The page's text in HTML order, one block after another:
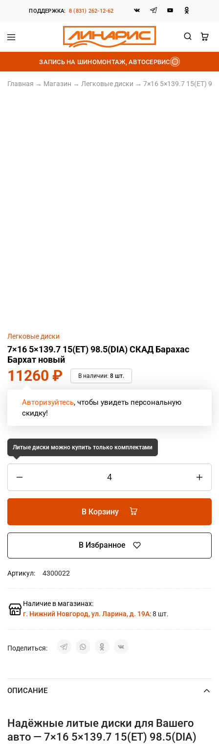
ПОДДЕРЖКА: 8 (831) 262-12-62
Линарис
Продажа
шин,
дисков
и
аккумуляторов
ЗАПИСЬ НА ШИНОМОНТАЖ, АВТОСЕРВИС
Главная → Магазин → Легковые диски → 7×16 5×139.7 15(ET)
Легковые диски
7×16 5×139.7 15(ET) 98.5(DIA) СКАД Барахас
Бархат новый
11260 ₽ В наличии: 8 шт.
Авторизуйтесь, чтобы увидеть персональную
скидку!
Литые диски можно купить только комплектами
В Корзину
В Избранное
Артикул: 4300022
Наличие в магазинах:
г. Нижний Новгород, ул. Ларина, д. 19А: 8 шт.
Поделиться:
ОПИСАНИЕ
Надёжные литые диски для Вашего
авто — 7×16 5×139.7 15(ET) 98.5(DIA)